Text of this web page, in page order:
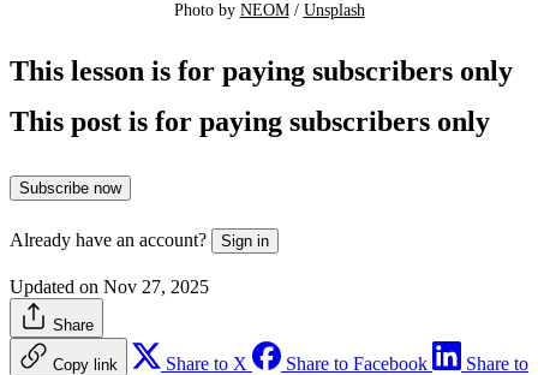
Photo by NEOM / Unsplash
This lesson is for paying subscribers only
This post is for paying subscribers only
Subscribe now
Already have an account? Sign in
Updated on Nov 27, 2025
Share
Copy link Share to X Share to Facebook
Share to